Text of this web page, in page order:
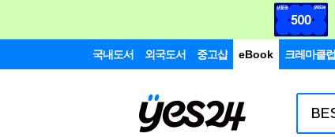
국내도서 외국도서 중고샵 eBook 크레마클럽